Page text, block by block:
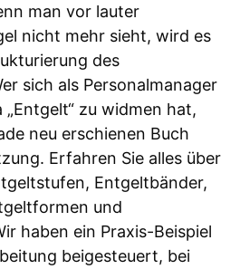
man vor lauter
nicht mehr sieht, wird es
des
sich als Personalmanager
zu widmen hat,
neu erschienen Buch
Erfahren Sie alles über
Entgeltbänder,
und
haben ein Praxis-Beispiel
beigesteuert, bei